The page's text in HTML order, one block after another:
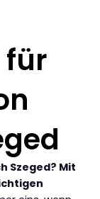
für
Szeged? Mit